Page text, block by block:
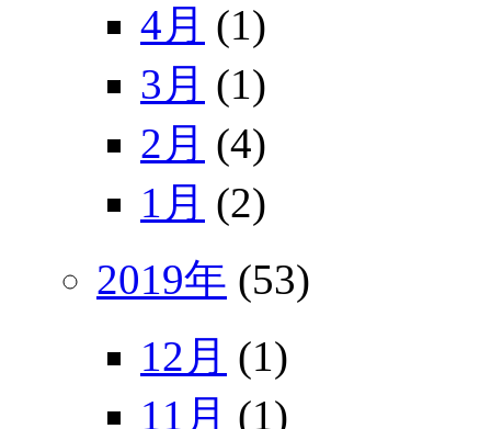
4月 (1)
3月 (1)
2月 (4)
1月 (2)
2019年 (53)
12月 (1)
11月 (1)